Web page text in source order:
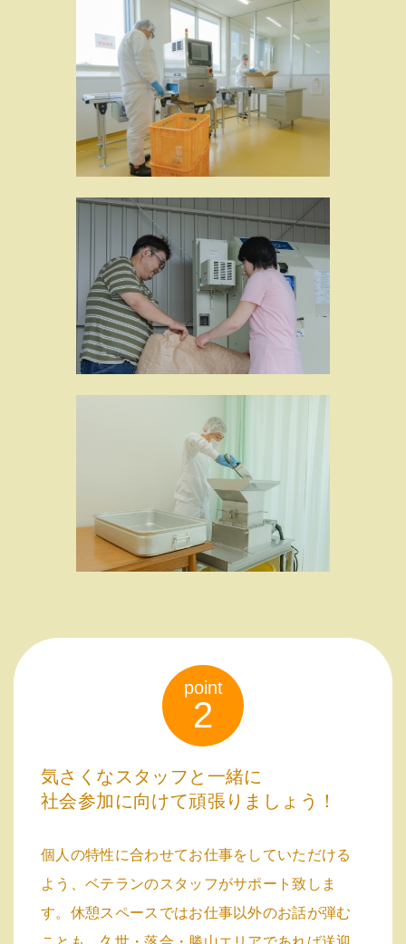
point
2
気さくなスタッフと一緒に
社会参加に向けて頑張りましょう！
個人の特性に合わせてお仕事をしていただける
よう、ベテランのスタッフがサポート致しま
す。休憩スペースではお仕事以外のお話が弾む